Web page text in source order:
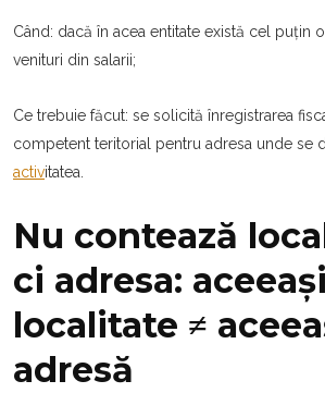
Când: dacă în acea entitate există cel puțin
venituri din salarii;
Ce trebuie făcut: se solicită înregistrarea
competent teritorial pentru adresa unde se
activitatea.
Nu contează
ci adresa: aceeași
localitate ≠
adresă